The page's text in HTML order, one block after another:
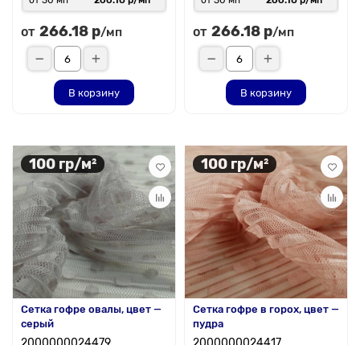
от 266.18 р/мп
В корзину
от 266.18 р/мп
В корзину
100 гр/м²
Сетка гофре овалы, цвет —
серый
100 гр/м²
Сетка гофре в горох, цвет —
пудра